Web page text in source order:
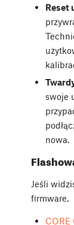
Reset
swoje
nowa.
Jeśli
firmware.
CORE